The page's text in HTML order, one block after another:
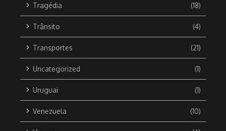
Tragédia (18)
Trânsito (4)
Transportes (21)
Uncategorized (1)
Uruguai (1)
Venezuela (10)